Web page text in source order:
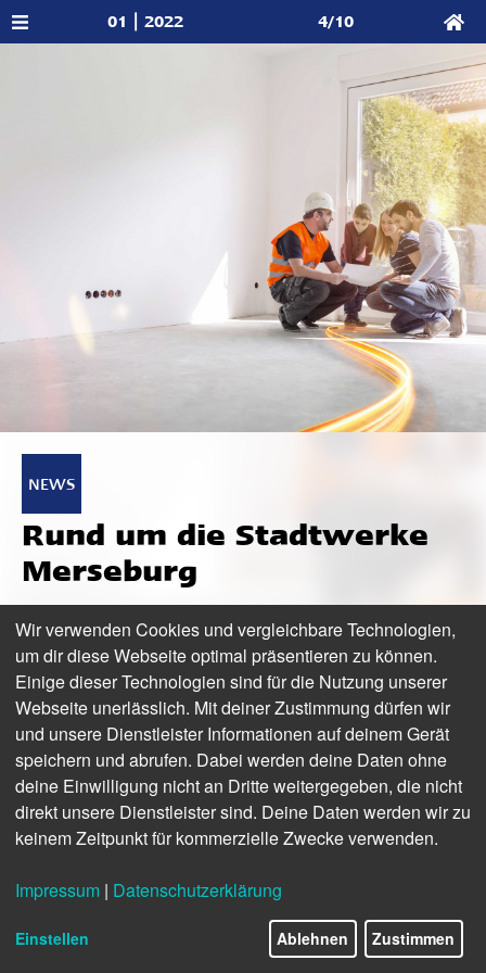
01 | 2022 4/10
NEWS
Rund um die Stadtwerke
Merseburg
–––––––––––––––––––––––––––––––
Schnell, schneller, Glasfaser
bis zu 1000 Mbit/s
Die Stadtwerke Merseburg konnten ihren
Kundinnen und Kunden bereits 2016 Bandbreiten
von bis zu 50 oder 100 Mbit/s anbieten. Heute
bis zu 1000 Mbit/s. Und schnelles Internet ist
beliebt. Die Anzahl an Kundinnen und Kunden,
die von den Stadtwerken mit Breitband versorgt
Wir verwenden Cookies und vergleichbare Technologien,
um dir diese Webseite optimal präsentieren zu können.
Einige dieser Technologien sind für die Nutzung unserer
Webseite unerlässlich. Mit deiner Zustimmung dürfen wir
und unsere Dienstleister Informationen auf deinem Gerät
speichern und abrufen. Dabei werden deine Daten ohne
deine Einwilligung nicht an Dritte weitergegeben, die nicht
direkt unsere Dienstleister sind. Deine Daten werden wir zu
keinem Zeitpunkt für kommerzielle Zwecke verwenden.
Impressum | Datenschutzerklärung
Einstellen Ablehnen Zustimmen